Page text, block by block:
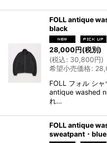
FOLL antique
black
28,000 円(税別)
(税込: 30,800円)
希望小売価格:
FOLL フォル シ
antique washed
れ…
FOLL antique
sweatpant・blue